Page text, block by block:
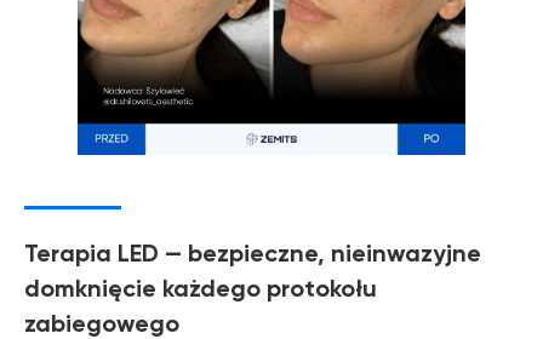
Terapia LED — bezpieczne, nieinwazyjne
domknięcie każdego protokołu
zabiegowego